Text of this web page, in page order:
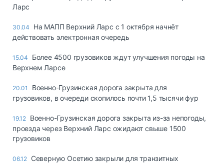
Таможня и ВЭД
грузовые
транспорт
Автосервис,
Дзен
Ларс
30.04
На МАПП Верхний Ларс с 1 октября начнёт
действовать электронная очередь
15.04
Более 4500 грузовиков ждут улучшения погоды на
Верхнем Ларсе
20.01
Военно-Грузинская дорога закрыта для
грузовиков, в очереди скопилось почти 1,5 тысячи фур
19.12 Военно-Грузинская дорога закрыта из-за непогоды,
проезда через Верхний Ларс ожидают свыше 1500
грузовиков
06.12 Северную Осетию закрыли для транзитных